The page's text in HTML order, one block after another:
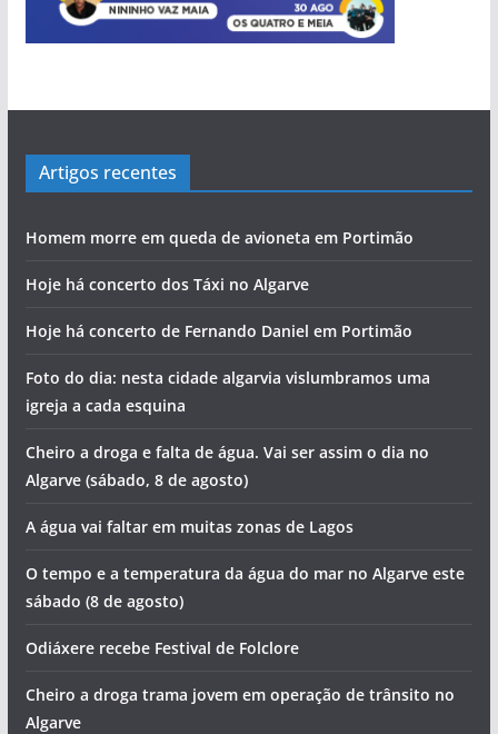
Artigos recentes
Homem morre em queda de avioneta em Portimão
Hoje há concerto dos Táxi no Algarve
Hoje há concerto de Fernando Daniel em Portimão
Foto do dia: nesta cidade algarvia vislumbramos uma
igreja a cada esquina
Cheiro a droga e falta de água. Vai ser assim o dia no
Algarve (sábado, 8 de agosto)
A água vai faltar em muitas zonas de Lagos
O tempo e a temperatura da água do mar no Algarve este
sábado (8 de agosto)
Odiáxere recebe Festival de Folclore
Cheiro a droga trama jovem em operação de trânsito no
Algarve